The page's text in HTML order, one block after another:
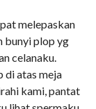
melepaskan
bunyi plop yg
celanaku.
di atas meja
kami, pantat